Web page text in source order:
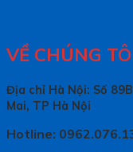
VỀ CHÚNG
Địa chỉ Hà Nội: Số
Mai, TP Hà Nội
Hotline: